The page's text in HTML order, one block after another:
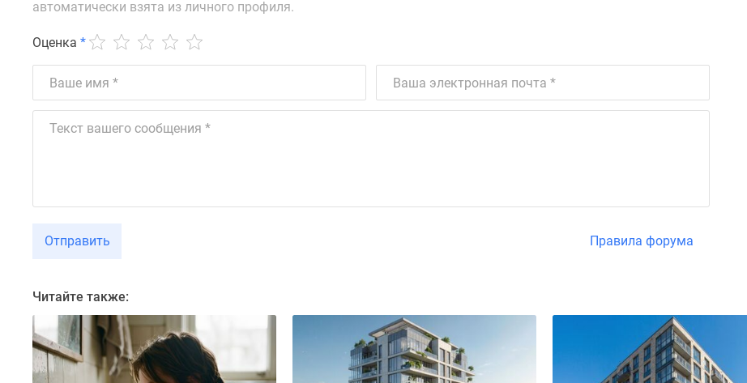
проекте
Контакты
Реклама
Апартаменты
ипотека
скидками
автоматически взята из личного профиля.
Оценка *
Отправить Правила форума
Читайте также: